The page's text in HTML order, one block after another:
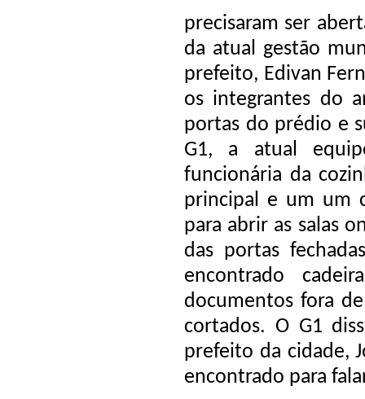
precisaram ser
da atual gestão
prefeito, Edivan
os integrantes do
portas do prédio e
G1, a atual
funcionária da
principal e um um
para abrir as salas
das portas
encontrado
documentos fora
cortados. O G1
prefeito da cidade,
encontrado para